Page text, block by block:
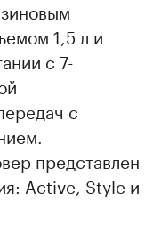
1,5 л и
с 7-
с
представлен
Active, Style и